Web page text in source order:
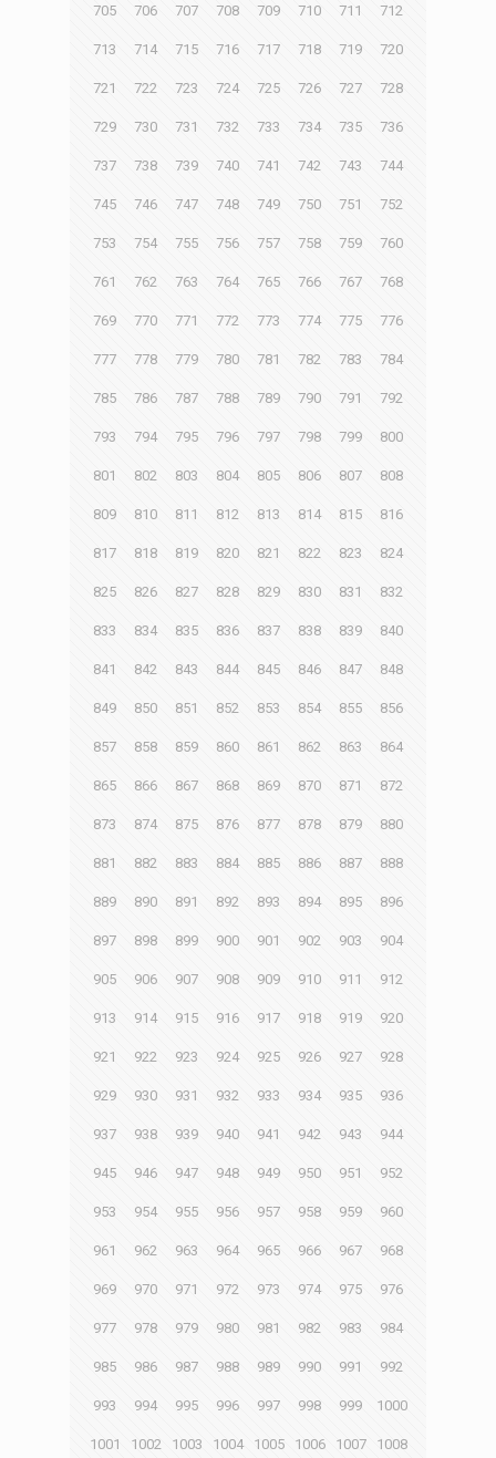
705 706 707 708 709 710 711 712
713 714 715 716 717 718 719 720
721 722 723 724 725 726 727 728
729 730 731 732 733 734 735 736
737 738 739 740 741 742 743 744
745 746 747 748 749 750 751 752
753 754 755 756 757 758 759 760
761 762 763 764 765 766 767 768
769 770 771 772 773 774 775 776
777 778 779 780 781 782 783 784
785 786 787 788 789 790 791 792
793 794 795 796 797 798 799 800
801 802 803 804 805 806 807 808
809 810 811 812 813 814 815 816
817 818 819 820 821 822 823 824
825 826 827 828 829 830 831 832
833 834 835 836 837 838 839 840
841 842 843 844 845 846 847 848
849 850 851 852 853 854 855 856
857 858 859 860 861 862 863 864
865 866 867 868 869 870 871 872
873 874 875 876 877 878 879 880
881 882 883 884 885 886 887 888
889 890 891 892 893 894 895 896
897 898 899 900 901 902 903 904
905 906 907 908 909 910 911 912
913 914 915 916 917 918 919 920
921 922 923 924 925 926 927 928
929 930 931 932 933 934 935 936
937 938 939 940 941 942 943 944
945 946 947 948 949 950 951 952
953 954 955 956 957 958 959 960
961 962 963 964 965 966 967 968
969 970 971 972 973 974 975 976
977 978 979 980 981 982 983 984
985 986 987 988 989 990 991 992
993 994 995 996 997 998 999 1000
1001 1002 1003 1004 1005 1006 1007 1008